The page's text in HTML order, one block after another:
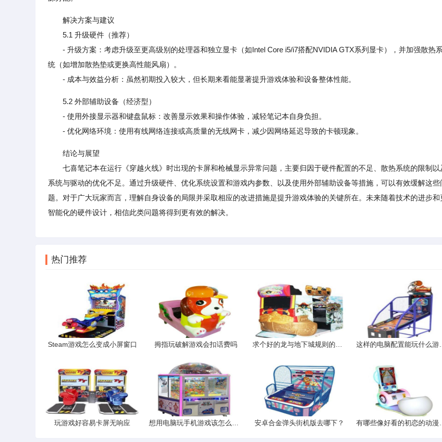
解决方案与建议
5.1 升级硬件（推荐）
- 升级方案：考虑升级至更高级别的处理器和独立显卡（如Intel Core i5/i7搭配NVIDIA GTX系列显卡），并加强散热系
统（如增加散热垫或更换高性能风扇）。
- 成本与效益分析：虽然初期投入较大，但长期来看能显著提升游戏体验和设备整体性能。
5.2 外部辅助设备（经济型）
- 使用外接显示器和键盘鼠标：改善显示效果和操作体验，减轻笔记本自身负担。
- 优化网络环境：使用有线网络连接或高质量的无线网卡，减少因网络延迟导致的卡顿现象。
结论与展望
七喜笔记本在运行《穿越火线》时出现的卡屏和枪械显示异常问题，主要归因于硬件配置的不足、散热系统的限制以
系统与驱动的优化不足。通过升级硬件、优化系统设置和游戏内参数、以及使用外部辅助设备等措施，可以有效缓解这些
题。对于广大玩家而言，理解自身设备的局限并采取相应的改进措施是提升游戏体验的关键所在。未来随着技术的进步和
智能化的硬件设计，相信此类问题将得到更有效的解决。
热门推荐
Steam游戏怎么变成小屏窗口 拇指玩破解游戏会扣话费吗
玩游戏好容易卡屏无响应 安卓合金弹头街机版去哪下？